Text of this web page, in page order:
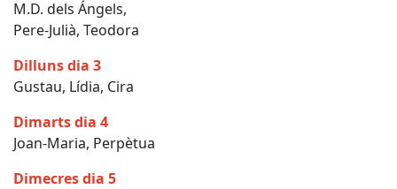
M.D. dels Ángels,
Pere-Julià, Teodora
Dilluns dia 3
Gustau, Lídia, Cira
Dimarts dia 4
Joan-Maria, Perpètua
Dimecres dia 5